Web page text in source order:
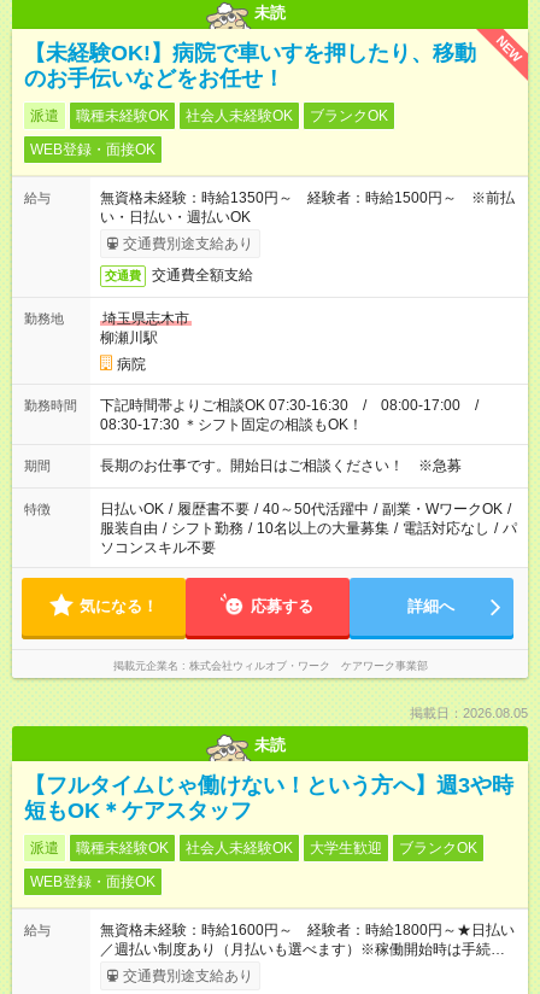
未読
NEW
【未経験OK!】病院で車いすを押したり、移動
のお手伝いなどをお任せ！
派遣 職種未経験OK 社会人未経験OK
ブランクOK
WEB登録・面接OK
給与
無資格未経験：時給1350円～ 経験者：時給1500円～ ※前払
い・日払い・週払いOK
交通費別途支給あり
交通費 交通費全額支給
勤務地
埼玉県志木市
柳瀬川駅
病院
勤務時間
下記時間帯よりご相談OK 07:30-16:30 / 08:00-17:00 /
08:30-17:30 ＊シフト固定の相談もOK！
期間 長期のお仕事です。開始日はご相談ください！ ※急募
特徴 日払いOK / 履歴書不要 / 40～50代活躍中 / 副業・WワークOK /
服装自由 / シフト勤務 / 10名以上の大量募集 / 電話対応なし / パ
ソコンスキル不要
気になる！ 応募する 詳細へ
掲載元企業名 株式会社ウィルオブ・ワーク ケアワーク事業部
掲載日：2026.08.05
未読
【フルタイムじゃ働けない！という方へ】週3や時
短もOK＊ケアスタッフ
派遣 職種未経験OK 社会人未経験OK 大学生歓迎
ブランクOK
WEB登録・面接OK
給与
無資格未経験：時給1600円～ 経験者：時給1800円～★日払い
／週払い制度あり（月払いも選べます）※稼働開始時は手続き完
了次第のお支払いとなります。
交通費別途支給あり